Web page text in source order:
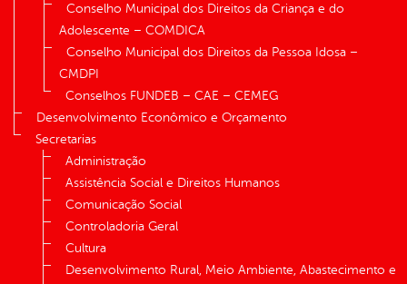
Conselho Municipal dos Direitos da Criança e do
Adolescente – COMDICA
Conselho Municipal dos Direitos da Pessoa Idosa –
CMDPI
Conselhos FUNDEB – CAE – CEMEG
Desenvolvimento Econômico e Orçamento
Secretarias
Administração
Assistência Social e Direitos Humanos
Comunicação Social
Controladoria Geral
Cultura
Desenvolvimento Rural, Meio Ambiente, Abastecimento e